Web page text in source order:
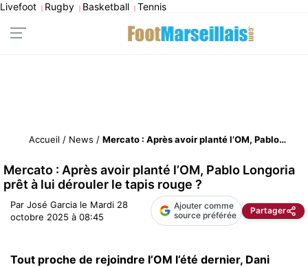
Livefoot | Rugby | Basketball | Tennis
Accueil / News / Mercato : Après avoir planté l’OM, Pablo Longoria prêt à lui dérouler le tapis rouge ?
Mercato : Après avoir planté l’OM, Pablo Longoria
prêt à lui dérouler le tapis rouge ?
Par José Garcia le Mardi 28
octobre 2025 à 08:45
Ajouter comme
source préférée
Partager
Tout proche de rejoindre l’OM l’été dernier, Dani